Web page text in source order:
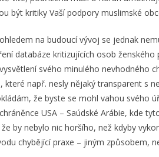
být kritiky Vaší podpory muslimské
na budoucí vývoj se jednak
databáze kritizujících osob
svého minulého nevhodného
např. nesly nějaký transparent s
že byste se mohl vahou svého
USA – Saúdské Arábie, kde
by nebylo nic horšího, než kdyby
chybějící praxe – jiným způsobem,